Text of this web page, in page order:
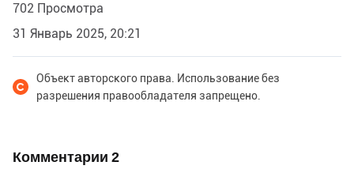
И утёнок сидел в углу нахохлившись.»
702 Просмотра
31 Январь 2025, 20:21
Объект авторского права. Использование без
разрешения правообладателя запрещено.
Комментарии 2